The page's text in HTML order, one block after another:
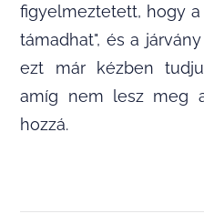
figyelmeztetett, hogy
támadhat", és a
ezt már kézben
amíg nem lesz meg
hozzá.